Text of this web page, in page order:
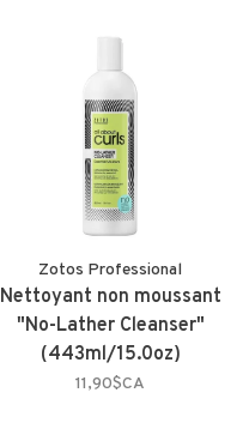
Zotos Professional
Nettoyant non moussant
"No-Lather Cleanser"
(443ml/15.0oz)
11,90$CA